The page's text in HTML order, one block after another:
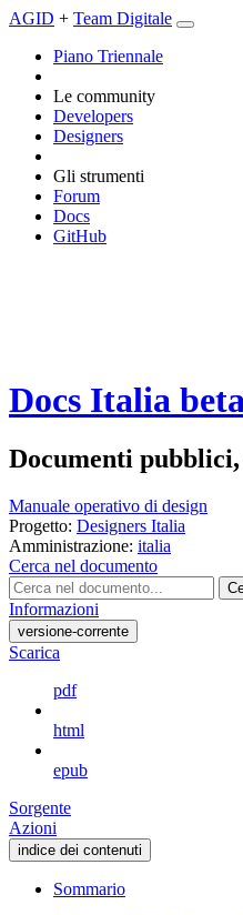
AGID + Team Digitale
Piano Triennale
Le community
Developers
Designers
Gli strumenti
Forum
Docs
GitHub
Docs Italia beta
Documenti
Manuale operativo di design
Progetto: Designers Italia
Amministrazione: italia
Cerca nel documento
Informazioni
versione-corrente
Scarica
pdf
html
epub
Sorgente
Azioni
indice dei contenuti
Sommario